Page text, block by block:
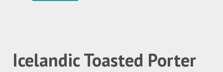
Icelandic Toasted Porter